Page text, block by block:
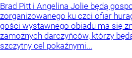
Brad Pitt i Angelina Jolie będą
zorganizowanego ku czci ofiar
gości wystawnego obiadu ma się
zamożnych darczyńców, którzy
szczytny cel pokaźnymi...